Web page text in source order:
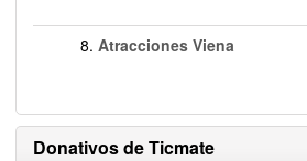
8. Atracciones Viena
Donativos de Ticmate